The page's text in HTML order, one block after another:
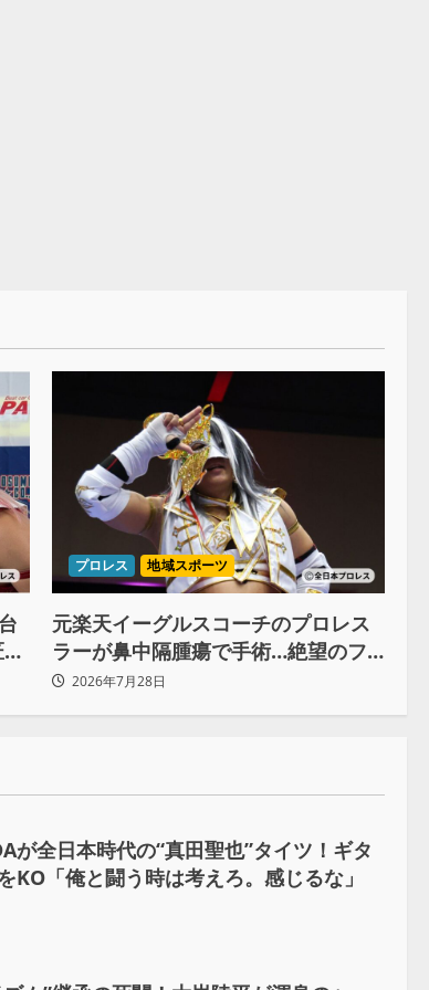
プロレス 地域スポーツ
元楽天イーグルスコーチのプロレス
ラーが鼻中隔腫瘍で手術…絶望のフ
チで救われたリーダーの言葉
2026年7月28日
が全日本時代の“真田聖也”タイツ！ギタ
「俺と闘う時は考えろ。感じるな」